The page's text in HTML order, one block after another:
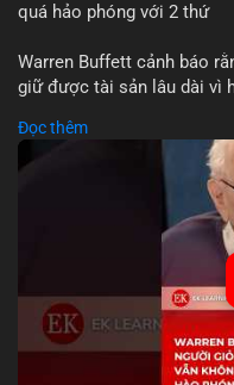
quá hảo phóng với 2 thứ
Warren Buffett cảnh báo
giữ được tài sản lâu dài vì
nhuận tái đầu tư và suy
Đối với nhà đầu tư crypto,
dự án tiềm năng quan
đóng góp xã hội và bảo
bền vững tài chính mà
🎥 Xem video trực tiếp tại:
Nguồn: KIEN THUC KINH
Đọc thêm